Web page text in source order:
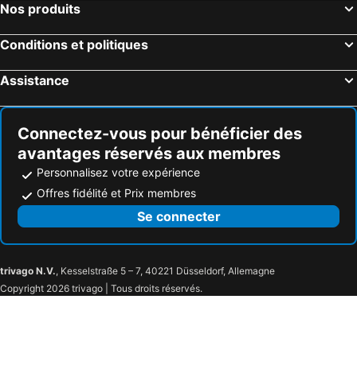
Nos produits
Conditions et politiques
Assistance
Connectez-vous pour bénéficier des
avantages réservés aux membres
Personnalisez votre expérience
Offres fidélité et Prix membres
Se connecter
trivago N.V., Kesselstraße 5 – 7, 40221 Düsseldorf, Allemagne
Copyright 2026 trivago | Tous droits réservés.